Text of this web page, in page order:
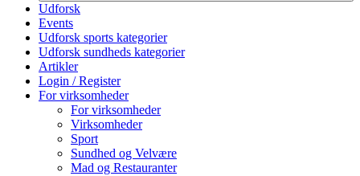
Udforsk
Events
Udforsk sports kategorier
Udforsk sundheds kategorier
Artikler
Login / Register
For virksomheder
For virksomheder
Virksomheder
Sport
Sundhed og Velvære
Mad og Restauranter